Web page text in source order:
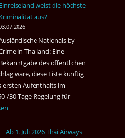
Einreiseland weist die höchste
Kriminalität aus?
Nationals by
in Thailand: Eine
Bekanntgabe des öffentlichen
wäre, diese Liste künftig
ersten Aufenthalts im
30-Tage-Regelung für
Ab 1. Juli 2026 Thai Airways